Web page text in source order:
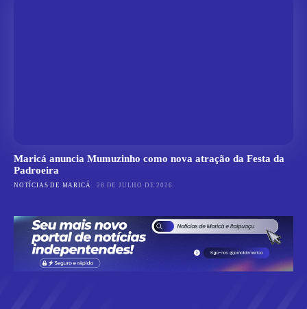
Maricá anuncia Mumuzinho como nova atração da Festa da
Padroeira
NOTÍCIAS DE MARICÁ 28 DE JULHO DE 2026